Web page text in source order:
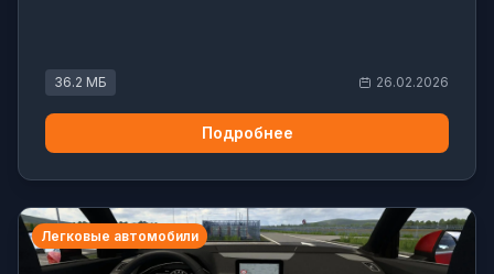
36.2 МБ 26.02.2026
Подробнее
Легковые автомобили